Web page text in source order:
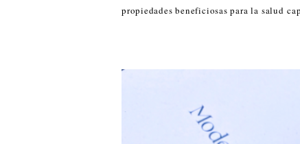
propiedades beneficiosas para la salud